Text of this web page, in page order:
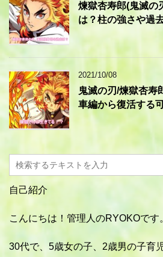
煉獄杏寿郎(鬼滅の
は？柱の強さや過
2021/10/08
鬼滅の刃/煉獄杏寿
車編から復活する
自己紹介
こんにちは！管理人のRYOKOです
30代で、5歳女の子、2歳男の子育